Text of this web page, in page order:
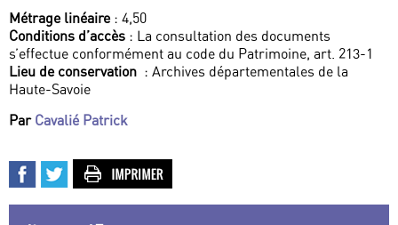
Métrage linéaire: 4,50
Conditions d’accès : La consultation des documents
s’effectue conformément au code du Patrimoine, art. 213-1
Lieu de conservation : Archives départementales de la
Haute-Savoie
Par Cavalié Patrick